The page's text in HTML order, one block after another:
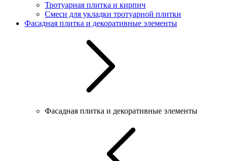
Тротуарная плитка и кирпич
Смеси для укладки тротуарной плитки
Фасадная плитка и декоративные элементы
Фасадная плитка и декоративные элементы